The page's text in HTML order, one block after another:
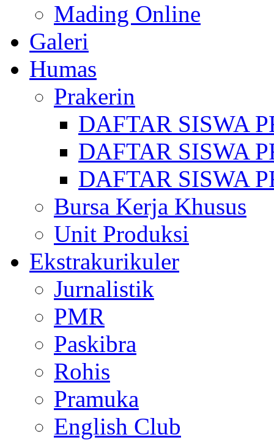
Mading Online
Galeri
Humas
Prakerin
DAFTAR SISWA
DAFTAR SISWA
DAFTAR SISWA
Bursa Kerja Khusus
Unit Produksi
Ekstrakurikuler
Jurnalistik
PMR
Paskibra
Rohis
Pramuka
English Club